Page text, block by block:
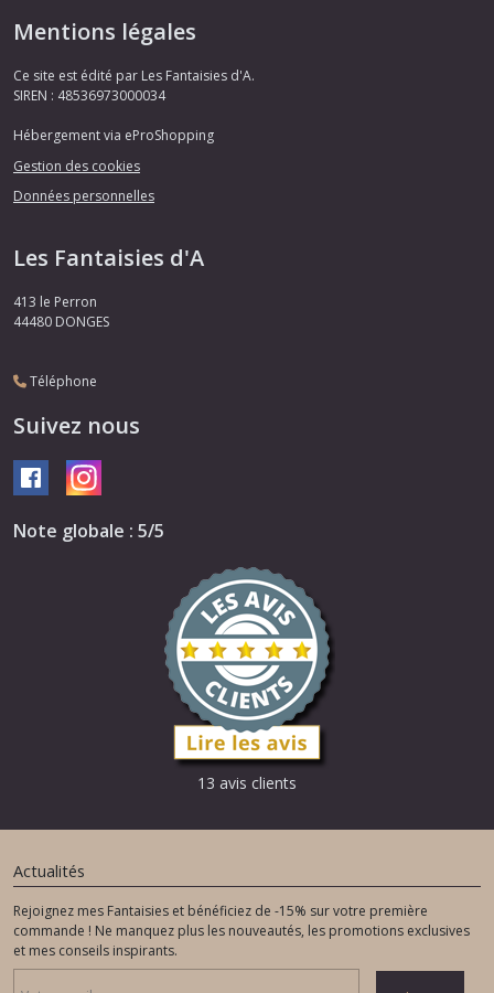
Mentions légales
Ce site est édité par Les Fantaisies d'A.
SIREN : 48536973000034
Hébergement via eProShopping
Gestion des cookies
Données personnelles
Les Fantaisies d'A
413 le Perron
44480 DONGES
Téléphone
Suivez nous
Note globale : 5/5
13 avis clients
Actualités
Rejoignez mes Fantaisies et bénéficiez de -15% sur votre première
commande ! Ne manquez plus les nouveautés, les promotions exclusives
et mes conseils inspirants.